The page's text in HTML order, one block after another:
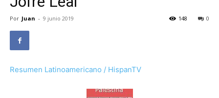
Por Juan - 9 junio 2019 0
148
Resumen Latinoamericano / HispanTV